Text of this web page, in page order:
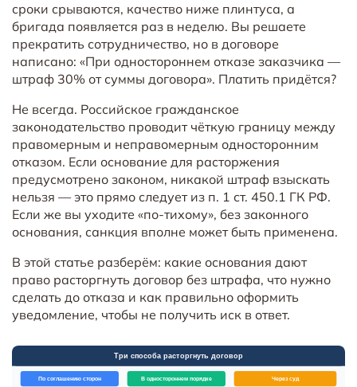
сроки срываются, качество ниже плинтуса, а
бригада появляется раз в неделю. Вы решаете
прекратить сотрудничество, но в договоре
написано: «При одностороннем отказе заказчика —
штраф 30% от суммы договора». Платить придётся?
Не всегда. Российское гражданское
законодательство проводит чёткую границу между
правомерным и неправомерным односторонним
отказом. Если основание для расторжения
предусмотрено законом, никакой штраф взыскать
нельзя — это прямо следует из п. 1 ст. 450.1 ГК РФ.
Если же вы уходите «по-тихому», без законного
основания, санкция вполне может быть применена.
В этой статье разберём: какие основания дают
право расторгнуть договор без штрафа, что нужно
сделать до отказа и как правильно оформить
уведомление, чтобы не получить иск в ответ.